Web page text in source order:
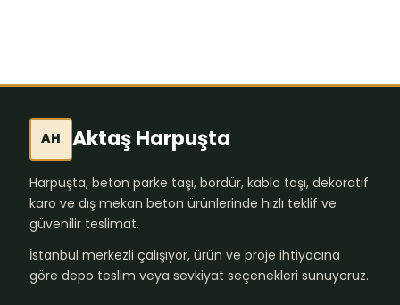
AH Aktaş Harpuşta
Harpuşta, beton parke taşı, bordür, kablo taşı, dekoratif
karo ve dış mekan beton ürünlerinde hızlı teklif ve
güvenilir teslimat.
İstanbul merkezli çalışıyor, ürün ve proje ihtiyacına
göre depo teslim veya sevkiyat seçenekleri sunuyoruz.